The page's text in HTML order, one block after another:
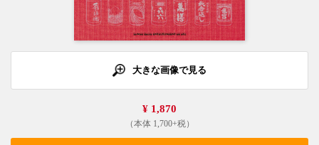
大きな画像で見る
¥ 1,870
（本体 1,700+税）